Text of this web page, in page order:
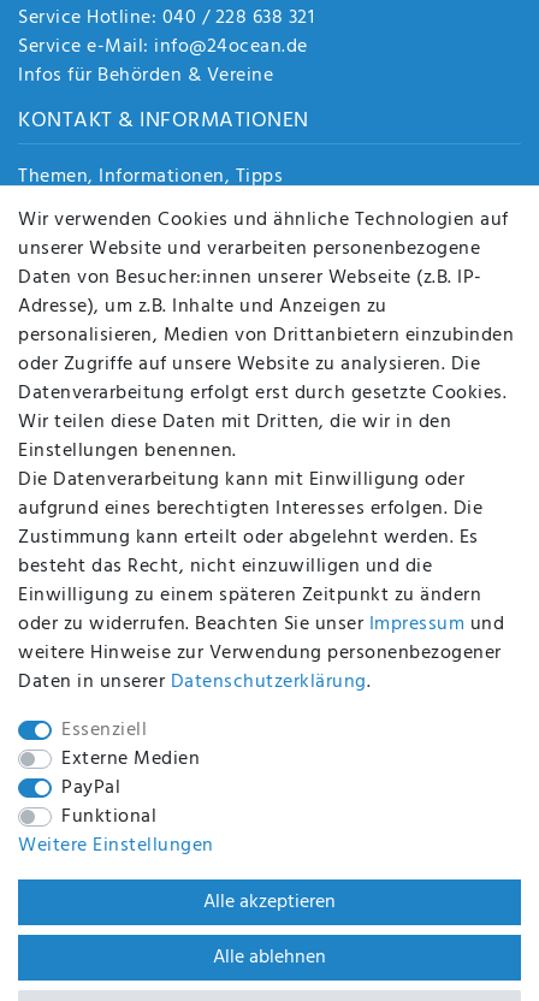
Service Hotline: 040 / 228 638 321
Service e-Mail: info@24ocean.de
Infos für Behörden & Vereine
KONTAKT & INFORMATIONEN
Themen, Informationen, Tipps
Jobs
Über uns
Kontakt
Datenschutz
AGB
FAQ
Batterieentsorgung
Altölverordnung
Impressum
BEQUEM UND SICHER BEZAHLEN MIT
BEI UNS SIND SIE SICHER!
WIR VERSENDEN MIT
WIR SIND ZERTIFIZIERT DURCH
Wir verwenden Cookies und ähnliche Technologien auf
unserer Website und verarbeiten personenbezogene
Daten von Besucher:innen unserer Webseite (z.B. IP-
Adresse), um z.B. Inhalte und Anzeigen zu
personalisieren, Medien von Drittanbietern einzubinden
oder Zugriffe auf unsere Website zu analysieren. Die
Datenverarbeitung erfolgt erst durch gesetzte Cookies.
Wir teilen diese Daten mit Dritten, die wir in den
Einstellungen benennen.
Die Datenverarbeitung kann mit Einwilligung oder
aufgrund eines berechtigten Interesses erfolgen. Die
Zustimmung kann erteilt oder abgelehnt werden. Es
besteht das Recht, nicht einzuwilligen und die
Einwilligung zu einem späteren Zeitpunkt zu ändern
oder zu widerrufen. Beachten Sie unser Impressum und
weitere Hinweise zur Verwendung personenbezogener
Daten in unserer Daten­schutz­erklärung.
Essenziell
Externe Medien
PayPal
Funktional
Weitere Einstellungen
Alle akzeptieren
Alle ablehnen